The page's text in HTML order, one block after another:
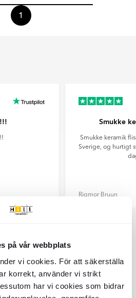
på vår webbplats
vi cookies. För att säkerställa
korrekt, använder vi strikt
har vi cookies som bidrar
1
Rigmor Bruun
Smukke
Smukke keramik
Sverige, og hurtigt
Pris Bestille
339 kr/st KÖP